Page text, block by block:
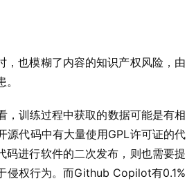
，也模糊了内容的知识产权风险，由
，训练过程中获取的数据可能是有相
源代码中有大量使用GPL许可证的代
码进行软件的二次发布，则也需要提
侵权行为。而Github Copilot有0.1%